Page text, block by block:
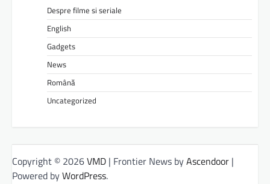
Despre filme si seriale
English
Gadgets
News
Română
Uncategorized
Copyright © 2026VMD | Frontier News byAscendoor |
Powered byWordPress.